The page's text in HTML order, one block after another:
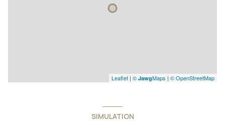
Leaflet | © JawgMaps | © OpenStreetMap
SIMULATION